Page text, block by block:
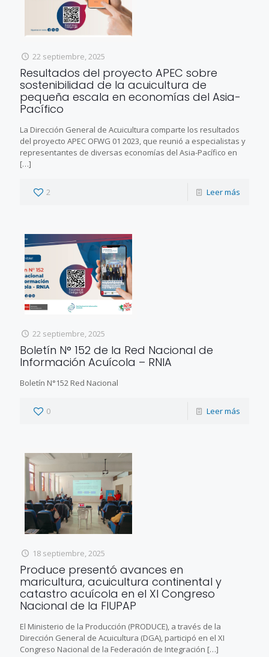
22 septiembre, 2025
Resultados del proyecto APEC sobre
sostenibilidad de la acuicultura de
pequeña escala en economías del Asia-
Pacífico
La Dirección General de Acuicultura comparte los resultados
del proyecto APEC OFWG 01 2023, que reunió a especialistas y
representantes de diversas economías del Asia-Pacífico en
[…]
2 Leer más
22 septiembre, 2025
Boletín N° 152 de la Red Nacional de
Información Acuícola – RNIA
Boletín N°152 Red Nacional
0 Leer más
18 septiembre, 2025
Produce presentó avances en
maricultura, acuicultura continental y
catastro acuícola en el XI Congreso
Nacional de la FIUPAP
El Ministerio de la Producción (PRODUCE), a través de la
Dirección General de Acuicultura (DGA), participó en el XI
Congreso Nacional de la Federación de Integración […]